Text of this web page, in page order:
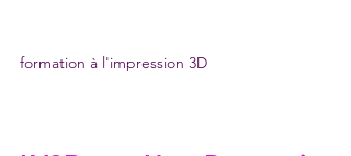
formation à l'impression 3D